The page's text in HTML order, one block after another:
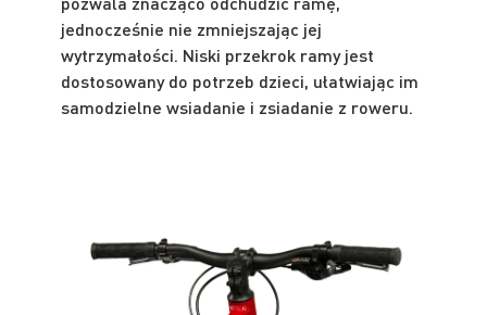
jednocześnie nie zmniejszając jej
wytrzymałości. Niski przekrok ramy jest
dostosowany do potrzeb dzieci, ułatwiając im
samodzielne wsiadanie i zsiadanie z roweru.